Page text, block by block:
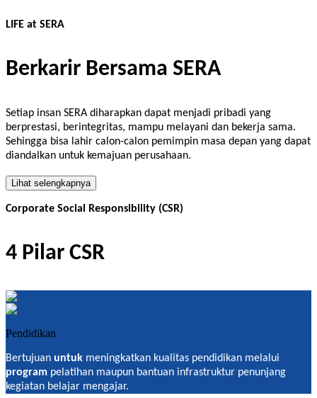
LIFE at SERA
Berkarir Bersama SERA
Setiap insan SERA diharapkan dapat menjadi pribadi yang
berprestasi, berintegritas, mampu melayani dan bekerja sama.
Sehingga bisa lahir calon-calon pemimpin masa depan yang dapat
diandalkan untuk kemajuan perusahaan.
Lihat selengkapnya
Corporate Social Responsibility (CSR)
4 Pilar CSR
Pendidikan
Bertujuan untuk meningkatkan kualitas pendidikan melalui
program pelatihan maupun bantuan infrastruktur penunjang
kegiatan belajar mengajar.